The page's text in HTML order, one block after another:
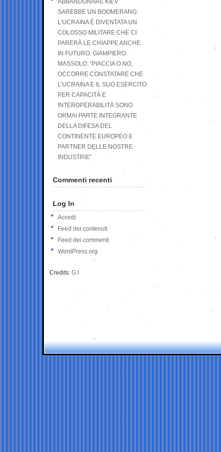
ABBANDONARE KIEV
SAREBBE UN BOOMERANG:
L’UCRAINA È DIVENTATA UN
COLOSSO MILITARE CHE CI
PARERÀ LE CHIAPPE ANCHE
IN FUTURO. GIAMPIERO
MASSOLO: “PIACCIA O NO,
OCCORRE CONSTATARE CHE
L’UCRAINA E IL SUO ESERCITO
PER CAPACITÀ E
INTEROPERABILITÀ SONO
ORMAI PARTE INTEGRANTE
DELLA DIFESA DEL
CONTINENTE EUROPEO E
PARTNER DELLE NOSTRE
INDUSTRIE”
Commenti recenti
Log In
Accedi
Feed dei contenuti
Feed dei commenti
WordPress.org
Credits: G.I